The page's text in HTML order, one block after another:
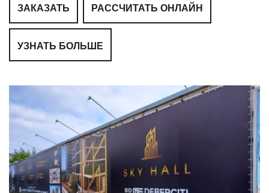
ЗАКАЗАТЬ РАССЧИТАТЬ ОНЛАЙН
УЗНАТЬ БОЛЬШЕ